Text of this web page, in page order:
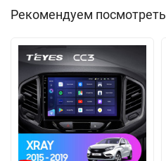
Рекомендуем посмотреть